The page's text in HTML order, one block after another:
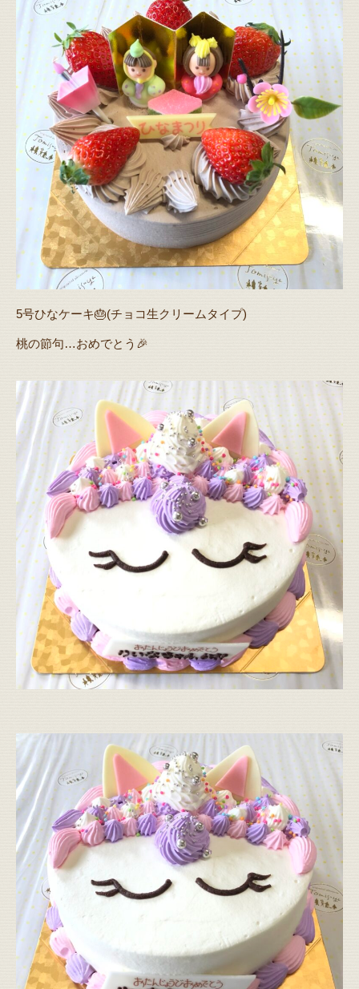
5号ひなケーキ🎂(チョコ生クリームタイプ)
桃の節句…おめでとう🎉